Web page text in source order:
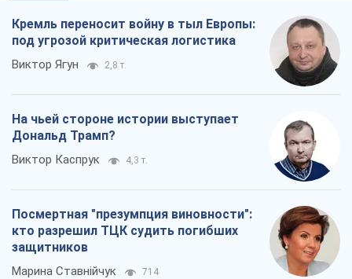
Кремль переносит войну в тыл Европы:
под угрозой критическая логистика
Виктор Ягун 2,8 т.
На чьей стороне истории выступает
Дональд Трамп?
Виктор Каспрук 4,3 т.
Посмертная "презумпция виновности":
кто разрешил ТЦК судить погибших
защитников
Марина Ставнійчук 714